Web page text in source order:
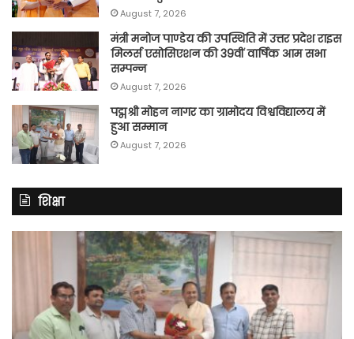
August 7, 2026
मंत्री मनोज पाण्डेय की उपस्थिति में उत्तर प्रदेश राइस
मिलर्स एसोसिएशन की 39वीं वार्षिक आम सभा
सम्पन्न
August 7, 2026
पद्मश्री मोहन नागर का ग्रामोदय विश्वविद्यालय में
हुआ सम्मान
August 7, 2026
शिक्षा